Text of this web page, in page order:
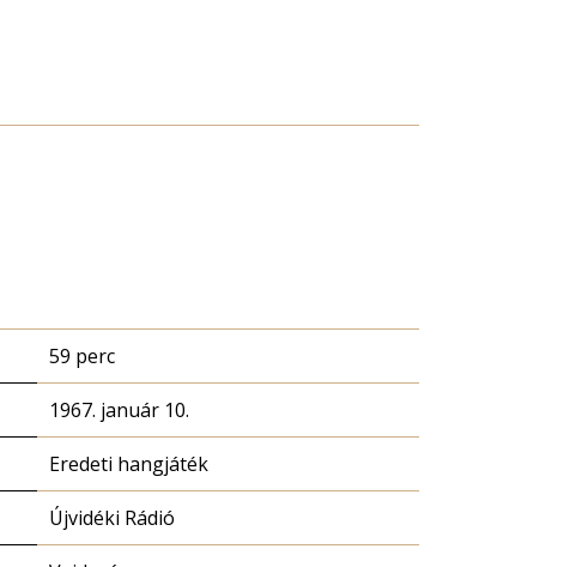
59 perc
1967. január 10.
Eredeti hangjáték
Újvidéki Rádió